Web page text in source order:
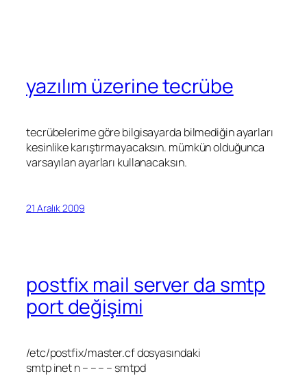
yazılım üzerine tecrübe
tecrübelerime göre bilgisayarda bilmediğin ayarları
kesinlike karıştırmayacaksın. mümkün olduğunca
varsayılan ayarları kullanacaksın.
21 Aralık 2009
postfix mail server da smtp
port değişimi
/etc/postfix/master.cf dosyasındaki
smtp inet n – – – – smtpd